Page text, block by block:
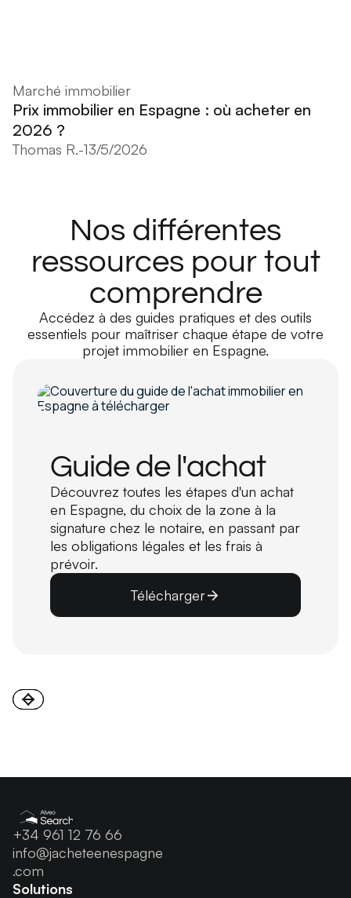
Marché immobilier
Prix immobilier en Espagne : où acheter en
2026 ?
Thomas R.-13/5/2026
Nos différentes
ressources pour tout
comprendre
Accédez à des guides pratiques et des outils
essentiels pour maîtriser chaque étape de votre
projet immobilier en Espagne.
Guide de l'achat
Découvrez toutes les étapes d'un achat
en Espagne, du choix de la zone à la
signature chez le notaire, en passant par
les obligations légales et les frais à
prévoir.
Télécharger
+34 961 12 76 66
info@jacheteenespagne
.com
Solutions